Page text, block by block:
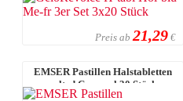
Preis ab 21,29 €
EMSER Pastillen Halstabletten
salted Caramel 30 Stück